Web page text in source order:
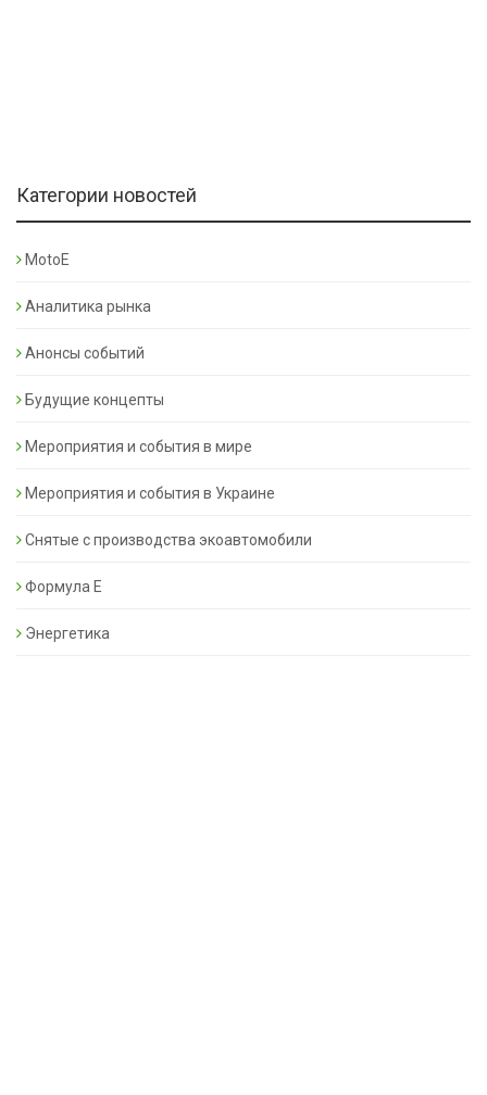
Категории новостей
MotoE
Аналитика рынка
Анонсы событий
Будущие концепты
Мероприятия и события в мире
Мероприятия и события в Украине
Снятые с производства экоавтомобили
Формула Е
Энергетика